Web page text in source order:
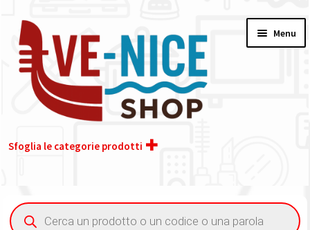
alla
navigazione
contenuto
Menu
Sfoglia le categorie prodotti
Acquisto iva 4% (agevolata)
Ricerca
prodotti